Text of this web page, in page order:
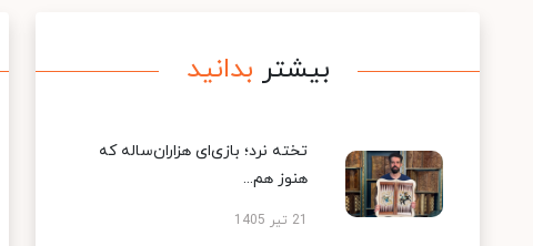
بیشتر بدانید
تخته نرد؛ بازی‌ای هزاران‌ساله که
هنوز هم...
21 تیر 1405